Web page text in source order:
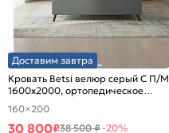
Доставим завтра
Кровать Betsi велюр серый С П/М
1600x2000, ортопедическое
основание, изголовье мягкое
160×200
30 800₽38 500 ₽-20%